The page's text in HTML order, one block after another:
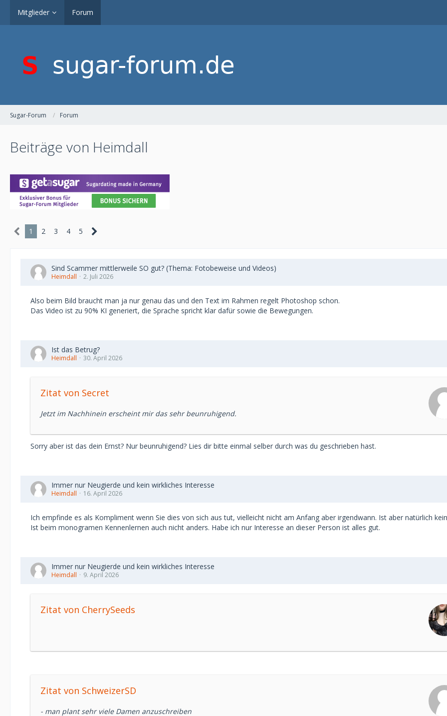
Mitglieder Forum
Sugar-Forum Forum
Beiträge von Heimdall
1 2 3 4 5
Sind Scammer mittlerweile SO gut? (Thema: Fotobeweise und Videos)
Heimdall 2. Juli 2026
Also beim Bild braucht man ja nur genau das und den Text im Rahmen regelt Photoshop schon.
Das Video ist zu 90% KI generiert, die Sprache spricht klar dafür sowie die Bewegungen.
Ist das Betrug?
Heimdall 30. April 2026
Zitat von Secret
Jetzt im Nachhinein erscheint mir das sehr beunruhigend.
Sorry aber ist das dein Ernst? Nur beunruhigend? Lies dir bitte einmal selber durch was du geschrieben hast.
Immer nur Neugierde und kein wirkliches Interesse
Heimdall 16. April 2026
Ich empfinde es als Kompliment wenn Sie dies von sich aus tut, vielleicht nicht am Anfang aber irgendwann. Ist aber natürlich
Ist beim monogramen Kennenlernen auch nicht anders. Habe ich nur Interesse an dieser Person ist alles gut.
Immer nur Neugierde und kein wirkliches Interesse
Heimdall 9. April 2026
Zitat von CherrySeeds
Zitat von SchweizerSD
- man plant sehr viele Damen anzuschreiben